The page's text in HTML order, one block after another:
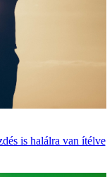
is halálra van ítélve